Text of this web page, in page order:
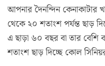
আপনার দৈনন্দিন কেনাকাটার
থেকে ২০ শতাংশ পর্যন্ত ছাড়
এ ছাড়া ৬০ বছর বা তার বেশি
শতাংশ ছাড় দিচ্ছে কোল